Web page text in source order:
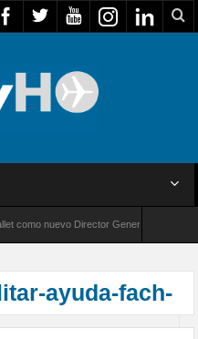
nuevo Director General para América
ayuda-fach-